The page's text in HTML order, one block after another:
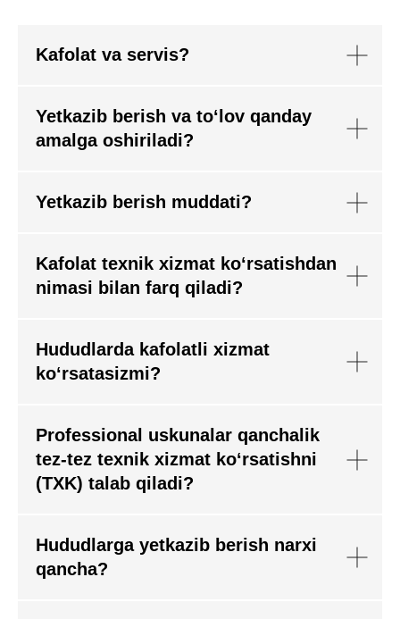
Kafolat va servis?
Yetkazib berish va to‘lov qanday
amalga oshiriladi?
Yetkazib berish muddati?
Kafolat texnik xizmat ko‘rsatishdan
nimasi bilan farq qiladi?
Hududlarda kafolatli xizmat
ko‘rsatasizmi?
Professional uskunalar qanchalik
tez-tez texnik xizmat ko‘rsatishni
(TXK) talab qiladi?
Hududlarga yetkazib berish narxi
qancha?